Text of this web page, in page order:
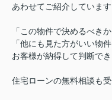
あわせてご紹介しています
「この物件で決めるべきか
「他にも見た方がいい物
お客様が納得して判断で
住宅ローンの無料相談も受